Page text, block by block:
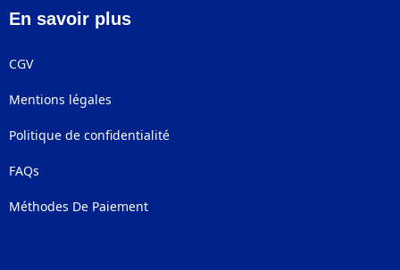
En savoir plus
CGV
Mentions légales
Politique de confidentialité
FAQs
Méthodes De Paiement